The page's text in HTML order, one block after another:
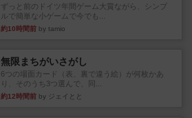
ずっと前のドイツ年間ゲーム大賞ながら、シンプ
ルで簡単な小ゲームで今でも...
約10時間前 by tamio
無限まちがいさがし
6つの場面カード（表、裏で違う絵）が何枚かあ
り、そのうち3つ選んで、同...
約12時間前 by ジェイとと